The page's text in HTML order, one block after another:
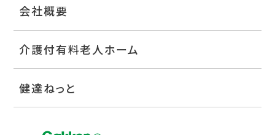
会社概要
介護付有料老人ホーム
健達ねっと